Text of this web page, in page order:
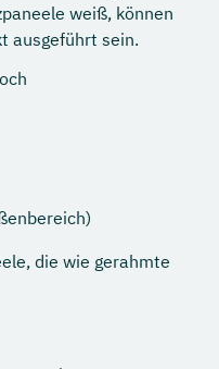
weiß, können
ausgeführt sein.
die wie gerahmte